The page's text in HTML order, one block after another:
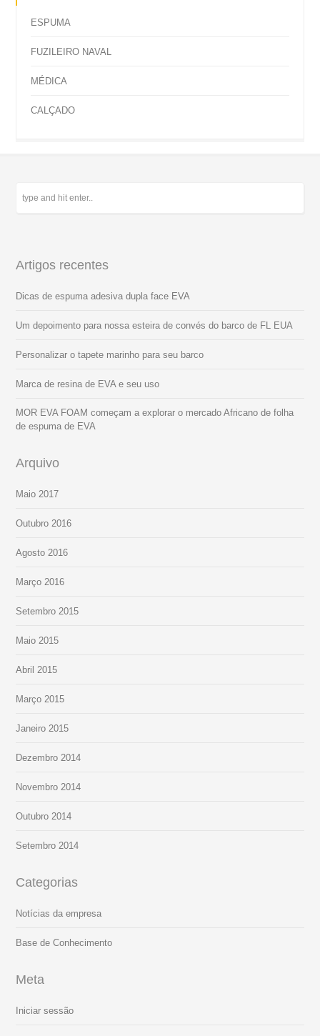
ESPUMA
FUZILEIRO NAVAL
MÉDICA
CALÇADO
Artigos recentes
Dicas de espuma adesiva dupla face EVA
Um depoimento para nossa esteira de convés do barco de FL EUA
Personalizar o tapete marinho para seu barco
Marca de resina de EVA e seu uso
MOR EVA FOAM começam a explorar o mercado Africano de folha
de espuma de EVA
Arquivo
Maio 2017
Outubro 2016
Agosto 2016
Março 2016
Setembro 2015
Maio 2015
Abril 2015
Março 2015
Janeiro 2015
Dezembro 2014
Novembro 2014
Outubro 2014
Setembro 2014
Categorias
Notícias da empresa
Base de Conhecimento
Meta
Iniciar sessão